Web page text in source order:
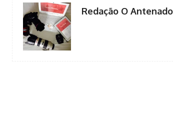
Redação O Antenado